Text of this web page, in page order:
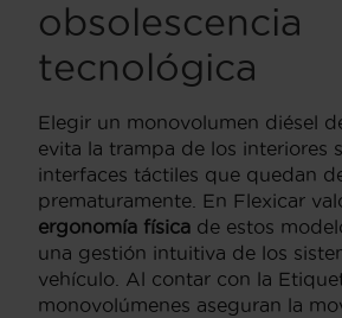
obsolescencia
tecnológica
Elegir un monovolumen diésel
evita la trampa de los interiores
interfaces táctiles que quedan
prematuramente. En Flexicar
ergonomía física de estos
una gestión intuitiva de los
vehículo. Al contar con la
monovolúmenes aseguran la